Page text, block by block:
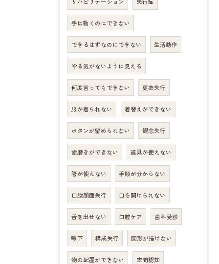
手は動くのにできない
できるはずなのにできない 生活動作
やる気がないように見える
何度言ってもできない 更衣失行
服が着られない 着替えができない
ボタンが留められない 観念失行
歯磨きができない 道具が使えない
箸が使えない 手順が分からない
口腔顔面失行 口を開けられない
舌を出せない 口腔ケア 歯科受診
嚥下 構成失行 図形が描けない
物の配置ができない 空間認知